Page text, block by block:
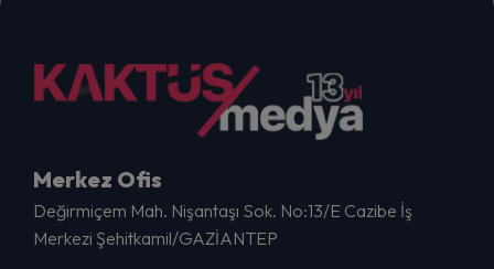
Merkez Ofis
Değirmiçem Mah. Nişantaşı Sok. No:13/E Cazibe İş
Merkezi Şehitkamil/GAZİANTEP